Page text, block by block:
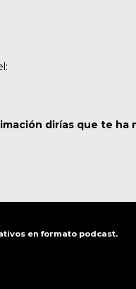
dirías que te ha
en formato podcast.